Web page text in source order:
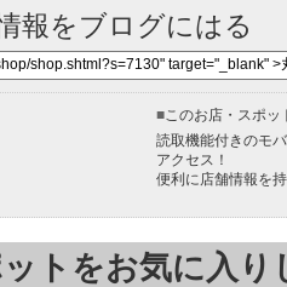
報をブログにはる
■ このお店・スポ
読取機能付きのモ
アクセス！
便利に店舗情報を
トをお気に入